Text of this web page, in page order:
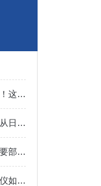
自动沸程测定仪：不止实验室！这些关键领域都在用它“精准控温”
自动沸程测定仪维护全攻略：从日常养护到故障预防，一步到位！
自动沸程测定仪通常由以下主要部件组成
是什么让你对全自动沸程测定仪如此看好的